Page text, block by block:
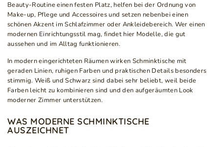
Beauty-Routine einen festen Platz, helfen bei der Ordnung von
Make-up, Pflege und Accessoires und setzen nebenbei einen
schönen Akzent im Schlafzimmer oder Ankleidebereich. Wer einen
modernen Einrichtungsstil mag, findet hier Modelle, die gut
aussehen und im Alltag funktionieren.
In modern eingerichteten Räumen wirken Schminktische mit
geraden Linien, ruhigen Farben und praktischen Details besonders
stimmig. Weiß und Schwarz sind dabei sehr beliebt, weil beide
Farben leicht zu kombinieren sind und den aufgeräumten Look
moderner Zimmer unterstützen.
WAS MODERNE SCHMINKTISCHE
AUSZEICHNET